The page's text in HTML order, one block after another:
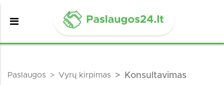
Paslaugos Vyrų kirpimas Konsultavimas